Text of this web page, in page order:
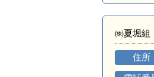
㈱夏堀組
住所